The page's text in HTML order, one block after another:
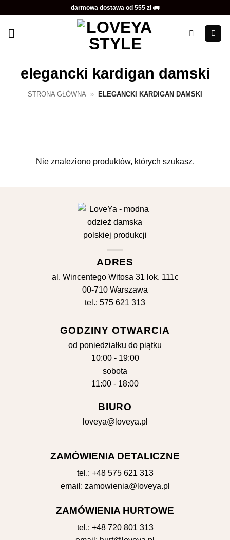
zawartości
darmowa dostawa od 555 zł 🚛
elegancki kardigan damski
STRONA GŁÓWNA » ELEGANCKI KARDIGAN DAMSKI
Nie znaleziono produktów, których szukasz.
ADRES
al. Wincentego Witosa 31 lok. 111c
00-710 Warszawa
tel.: 575 621 313
GODZINY OTWARCIA
od poniedziałku do piątku
10:00 - 19:00
sobota
11:00 - 18:00
BIURO
loveya@loveya.pl
ZAMÓWIENIA DETALICZNE
tel.: +48 575 621 313
email: zamowienia@loveya.pl
ZAMÓWIENIA HURTOWE
tel.: +48 720 801 313